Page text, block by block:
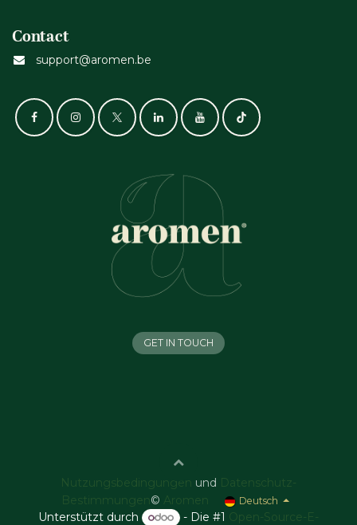
Contact
support@aromen.be
GET IN TOUCH
Nutzungsbedingungen und
Datenschutz-
Bestimmungen © Aromen Deutsch
Unterstützt durch - Die #1 Open-Source-E-